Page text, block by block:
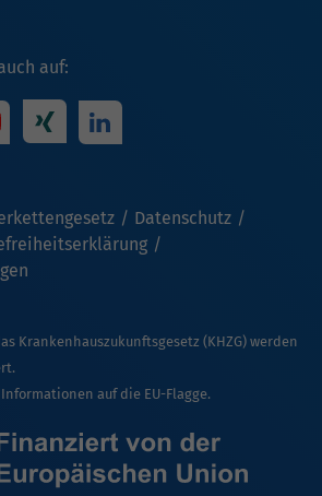
auf:
Datenschutz
Krankenhauszukunftsgesetz (KHZG) werden
auf die EU-Flagge.